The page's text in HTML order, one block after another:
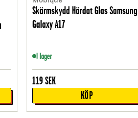
Skärmskydd Härdat Glas Samsung
Galaxy A17
I lager
119 SEK
KÖP